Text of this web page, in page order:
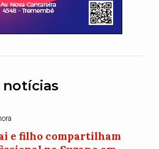
e filho compartilham